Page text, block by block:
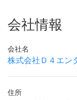
会社情報
会社名
株式会社Ｄ４エン
住所